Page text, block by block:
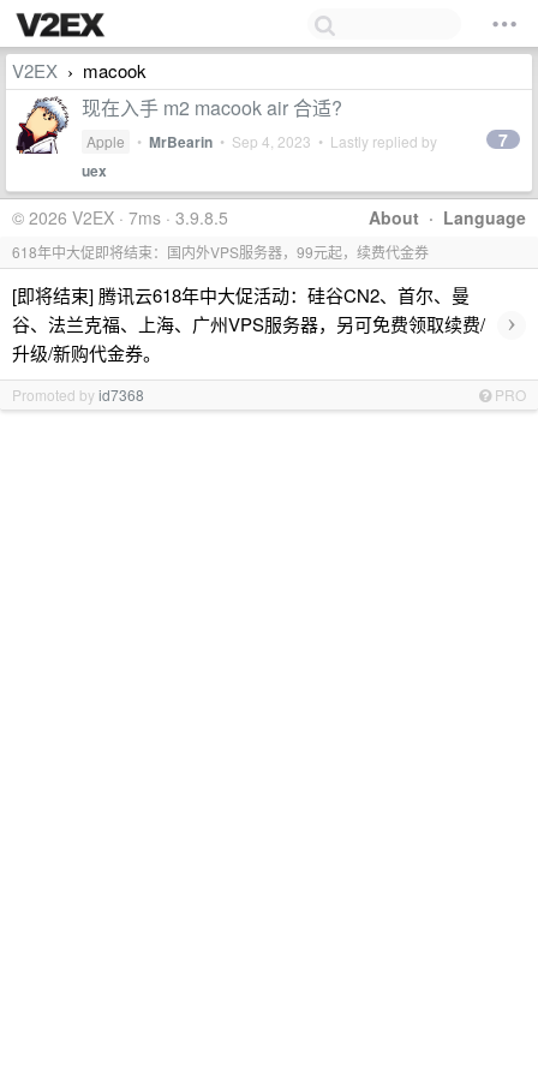
V2EX › macook
现在入手 m2 macook air 合适?
Apple • MrBearin • Sep 4, 2023 • Lastly replied by
uex
7
About · Language
© 2026 V2EX · 7ms · 3.9.8.5
618年中大促即将结束：国内外VPS服务器，99元起，续费代金券
[即将结束] 腾讯云618年中大促活动：硅谷CN2、首尔、曼
谷、法兰克福、上海、广州VPS服务器，另可免费领取续费/
升级/新购代金券。
›
Promoted byid7368 PRO